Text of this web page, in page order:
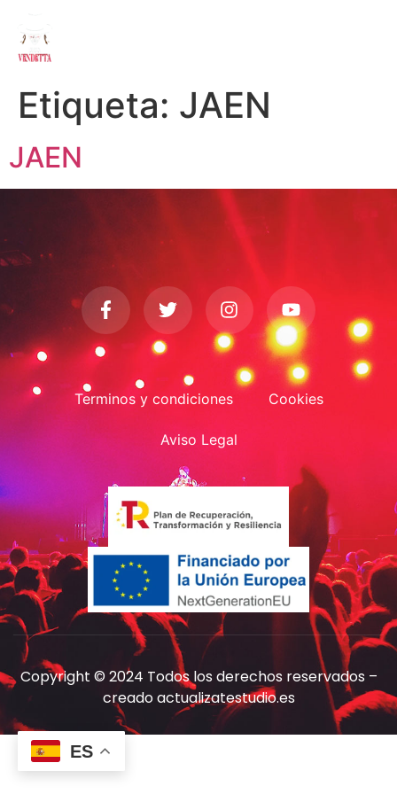
Etiqueta: JAEN
JAEN
Terminos y condiciones Cookies
Aviso Legal
Copyright © 2024 Todos los derechos reservados –
creadoactualizatestudio.es
ES